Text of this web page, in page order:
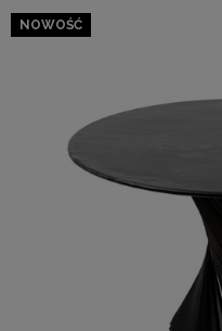
NOWOŚĆ